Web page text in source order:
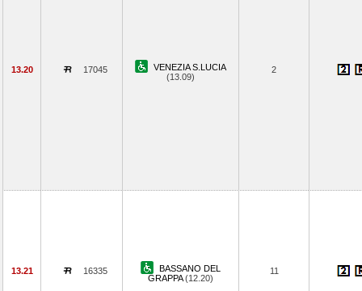
13.20 17045
VENEZIA S.LUCIA
(13.09)
2
13.21 16335
BASSANO DEL
GRAPPA(12.20)
11